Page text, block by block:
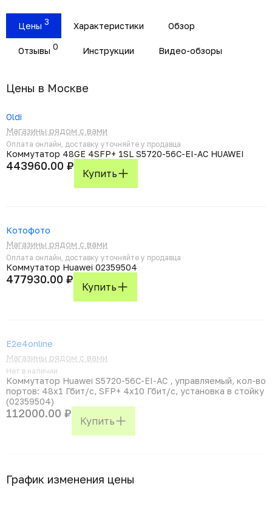
Цены 3 Характеристики Обзор
Отзывы 0 Инструкции Видео-обзоры
Цены в Москвe
Oldi
Магазины рядом с вами
Оплата онлайн, доставку уточняйте у продавца
Коммутатор 48GE 4SFP+ 1SL S5720-56C-EI-AC HUAWEI
443960.00 ₽
Купить
Котофото
Магазины рядом с вами
Оплата онлайн, доставку уточняйте у продавца
Коммутатор Huawei 02359504
477930.00 ₽
Купить
E2e4online
Магазины рядом с вами
Нет в наличии
Коммутатор Huawei S5720-56C-EI-AC , управляемый, кол-во
портов: 48x1 Гбит/с, SFP+ 4x10 Гбит/с, установка в стойку
(02359504)
112000.00 ₽
Купить
График изменения цены